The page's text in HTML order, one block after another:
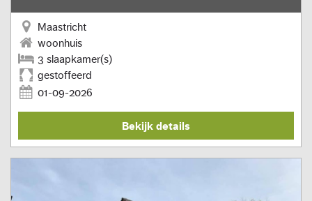
Maastricht
woonhuis
3 slaapkamer(s)
gestoffeerd
01-09-2026
Bekijk details